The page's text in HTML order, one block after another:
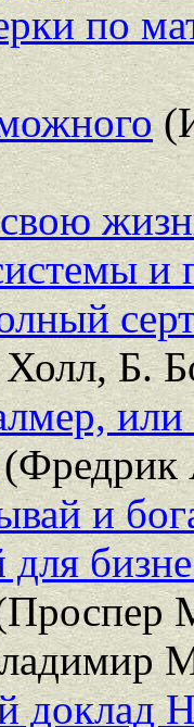
по
и
Б.
и
доклад